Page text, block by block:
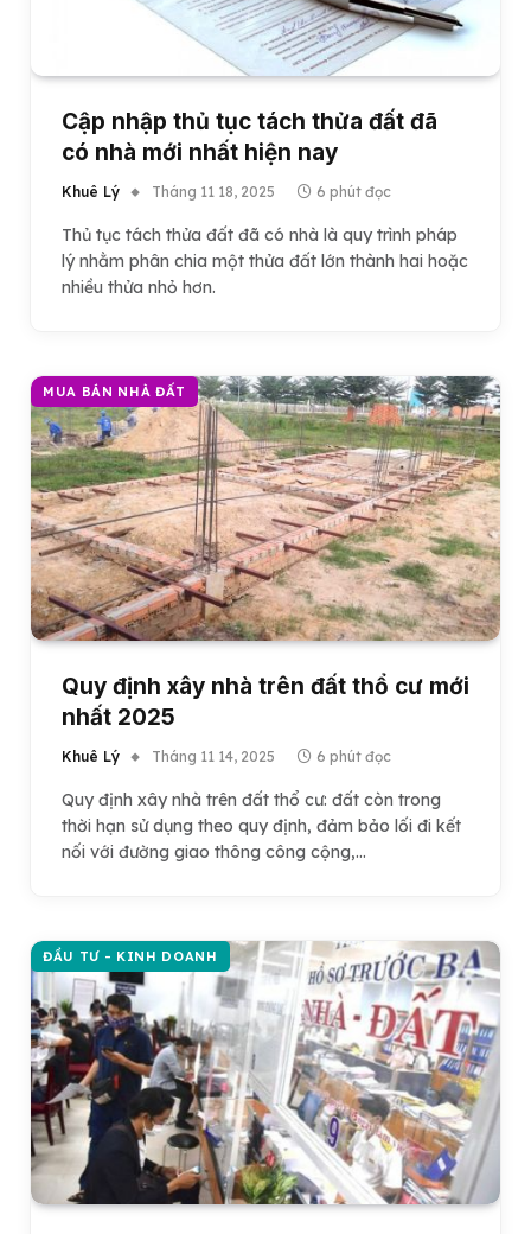
Cập nhập thủ tục tách thửa đất đã
có nhà mới nhất hiện nay
Khuê Lý Tháng 11 18, 2025 6 phút đọc
Thủ tục tách thửa đất đã có nhà là quy trình pháp
lý nhằm phân chia một thửa đất lớn thành hai hoặc
nhiều thửa nhỏ hơn.
MUA BÁN NHÀ ĐẤT
Quy định xây nhà trên đất thổ cư mới
nhất 2025
Khuê Lý Tháng 11 14, 2025 6 phút đọc
Quy định xây nhà trên đất thổ cư: đất còn trong
thời hạn sử dụng theo quy định, đảm bảo lối đi kết
nối với đường giao thông công cộng,…
ĐẦU TƯ - KINH DOANH